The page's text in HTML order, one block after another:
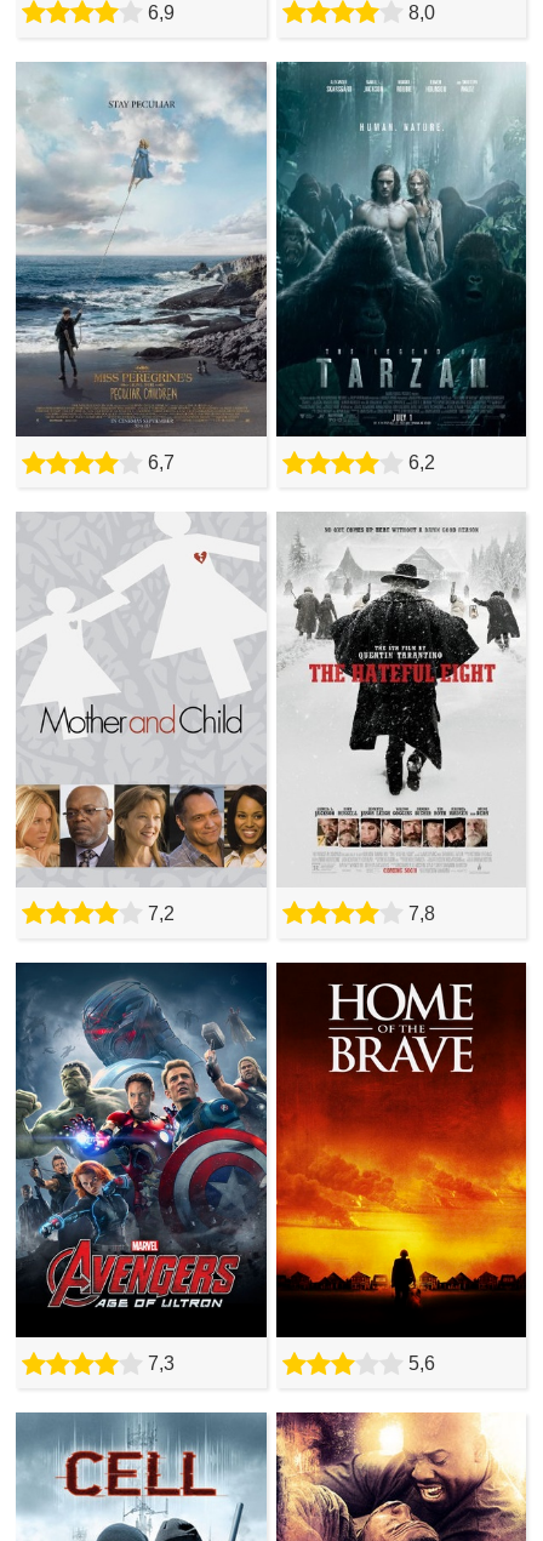
6,9 8,0
6,7 6,2
7,2 7,8
7,3 5,6